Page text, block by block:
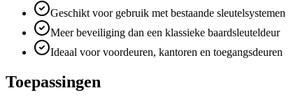
Geschikt voor gebruik met bestaande sleutelsystemen
Meer beveiliging dan een klassieke baardsleuteldeur
Ideaal voor voordeuren, kantoren en toegangsdeuren
Toepassingen